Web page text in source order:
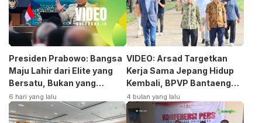
Presiden Prabowo: Bangsa
Maju Lahir dari Elite yang
Bersatu, Bukan yang
Terpecah
6 hari yang lalu
VIDEO: Arsad Targetkan
Kerja Sama Jepang Hidup
Kembali, BPVP Bantaeng
Siap Bangkitkan Jurusan
Otomotif
4 bulan yang lalu